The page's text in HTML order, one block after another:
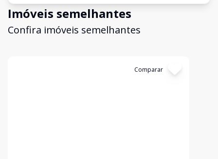
Imóveis semelhantes
Confira imóveis semelhantes
Comparar